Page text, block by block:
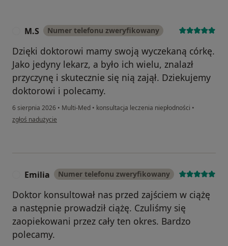
M.S Numer telefonu zweryfikowany
Dzięki doktorowi mamy swoją wyczekaną córkę.
Jako jedyny lekarz, a było ich wielu, znalazł
przyczynę i skutecznie się nią zajął. Dziekujemy
doktorowi i polecamy.
6 sierpnia 2026 • Multi-Med • konsultacja leczenia niepłodności •
w opinii użytkownika M.S
zgłoś nadużycie
Emilia Numer telefonu zweryfikowany
Doktor konsultował nas przed zajściem w ciążę
a następnie prowadził ciążę. Czuliśmy się
zaopiekowani przez cały ten okres. Bardzo
polecamy.